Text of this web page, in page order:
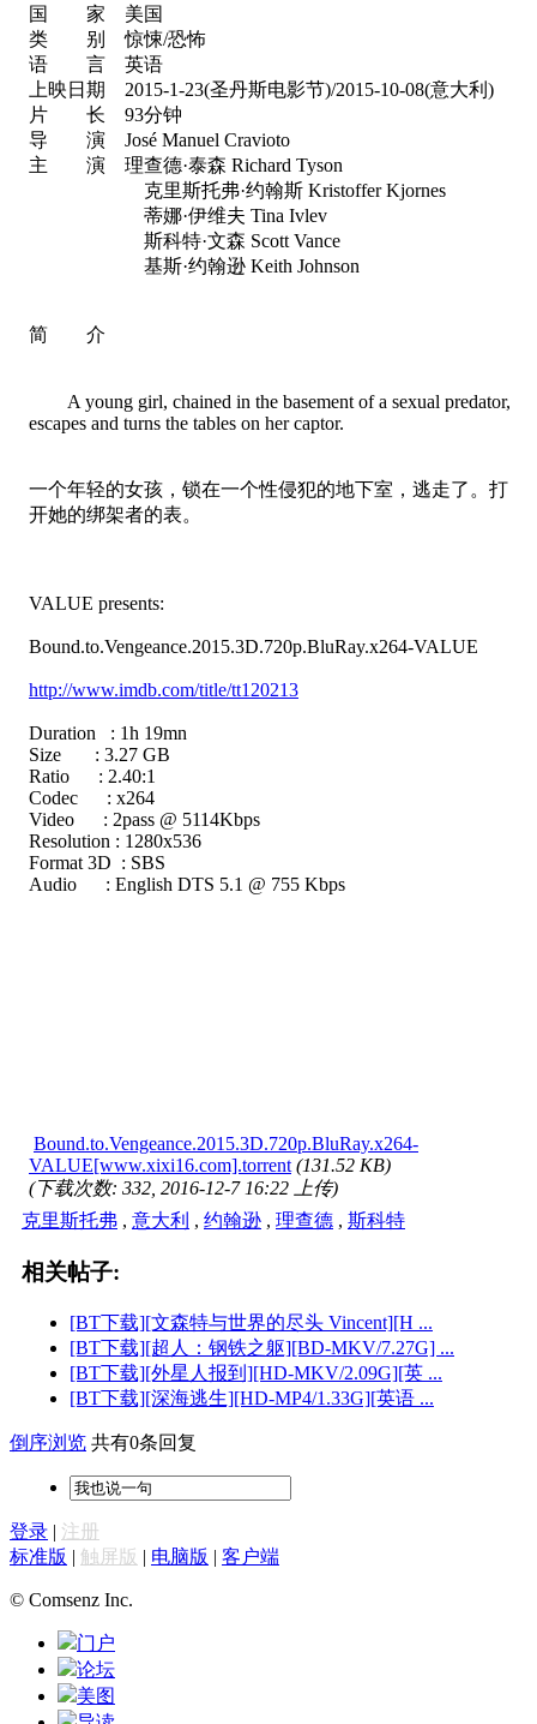
国 家 美国
类 别 惊悚/恐怖
语 言 英语
上映日期 2015-1-23(圣丹斯电影节)/2015-10-08(意大利)
片 长 93分钟
导 演 José Manuel Cravioto
主 演 理查德·泰森 Richard Tyson
克里斯托弗·约翰斯 Kristoffer Kjornes
蒂娜·伊维夫 Tina Ivlev
斯科特·文森 Scott Vance
基斯·约翰逊 Keith Johnson
简 介
A young girl, chained in the basement of a sexual predator,
escapes and turns the tables on her captor.
一个年轻的女孩，锁在一个性侵犯的地下室，逃走了。打
开她的绑架者的表。
VALUE presents:
Bound.to.Vengeance.2015.3D.720p.BluRay.x264-VALUE
http://www.imdb.com/title/tt120213
Duration : 1h 19mn
Size : 3.27 GB
Ratio : 2.40:1
Codec : x264
Video : 2pass @ 5114Kbps
Resolution : 1280x536
Format 3D : SBS
Audio : English DTS 5.1 @ 755 Kbps
Bound.to.Vengeance.2015.3D.720p.BluRay.x264-
VALUE[www.xixi16.com].torrent (131.52 KB)
(下载次数: 332, 2016-12-7 16:22 上传)
克里斯托弗 , 意大利 , 约翰逊 , 理查德 , 斯科特
相关帖子:
[BT下载][文森特与世界的尽头 Vincent][H ...
[BT下载][超人：钢铁之躯][BD-MKV/7.27G] ...
[BT下载][外星人报到][HD-MKV/2.09G][英 ...
[BT下载][深海逃生][HD-MP4/1.33G][英语 ...
倒序浏览 共有0条回复
登录 | 注册
标准版 | 触屏版 | 电脑版 | 客户端
© Comsenz Inc.
门户
论坛
美图